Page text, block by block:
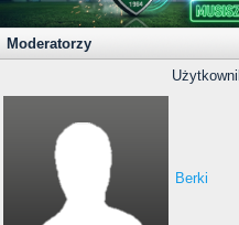
Moderatorzy
Berki